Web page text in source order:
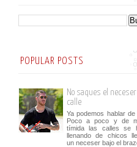
POPULAR POSTS
No saques el neceser
calle
Ya podemos hablar de
Poco a poco y de
tímida las calles se
llenando de chicos
un neceser bajo el